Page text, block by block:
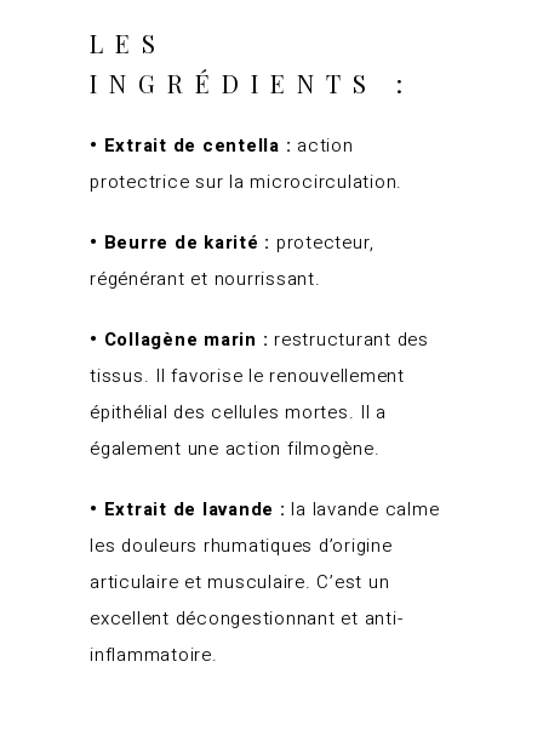
LES
INGRÉDIENTS :
• Extrait de centella : action
protectrice sur la microcirculation.
• Beurre de karité : protecteur,
régénérant et nourrissant.
• Collagène marin : restructurant des
tissus. Il favorise le renouvellement
épithélial des cellules mortes. Il a
également une action filmogène.
• Extrait de lavande :la lavande calme
les douleurs rhumatiques d’origine
articulaire et musculaire. C’est un
excellent décongestionnant et anti-
inflammatoire.